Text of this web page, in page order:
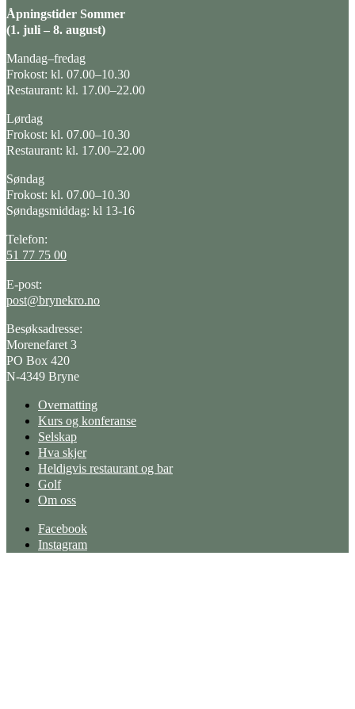
Åpningstider Sommer
(1. juli – 8. august)
Mandag–fredag
Frokost: kl. 07.00–10.30
Restaurant: kl. 17.00–22.00
Lørdag
Frokost: kl. 07.00–10.30
Restaurant: kl. 17.00–22.00
Søndag
Frokost: kl. 07.00–10.30
Søndagsmiddag: kl 13-16
Telefon:
51 77 75 00
E-post:
post@brynekro.no
Besøksadresse:
Morenefaret 3
PO Box 420
N-4349 Bryne
Overnatting
Kurs og konferanse
Selskap
Hva skjer
Heldigvis restaurant og bar
Golf
Om oss
Facebook
Instagram